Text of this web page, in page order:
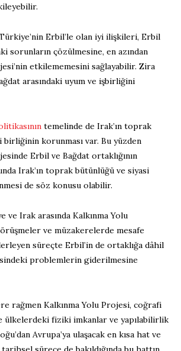
Erbil’le olan iyi ilişkileri, Erbil
sorunların çözülmesine, en azından
etkilememesini sağlayabilir. Zira
arasındaki uyum ve işbirliğini
temelinde de Irak’ın toprak
birliğinin korunması var. Bu yüzden
Erbil ve Bağdat ortaklığının
Irak’ın toprak bütünlüğü ve siyasi
de söz konusu olabilir.
ve Irak arasında Kalkınma Yolu
ve müzakerelerde mesafe
süreçte Erbil’in de ortaklığa dâhil
problemlerin giderilmesine
rağmen Kalkınma Yolu Projesi, coğrafi
ülkelerdeki fiziki imkanlar ve yapılabilirlik
Avrupa’ya ulaşacak en kısa hat ve